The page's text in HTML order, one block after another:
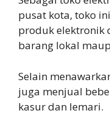
pusat kota, toko
produk elektronik
barang lokal
Selain
juga menjual
kasur dan lemari.